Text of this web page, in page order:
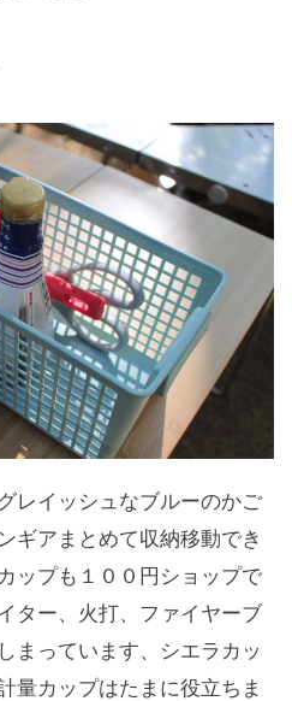
レイッシュなブルーのかご
ギアまとめて収納移動でき
ップも１００円ショップで
ター、火打、ファイヤーブ
まっています、シエラカッ
量カップはたまに役立ちま